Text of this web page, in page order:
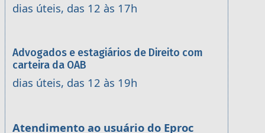
dias úteis, das 12 às 17h
Advogados e estagiários de Direito com
carteira da OAB
dias úteis, das 12 às 19h
Atendimento ao usuário do Eproc